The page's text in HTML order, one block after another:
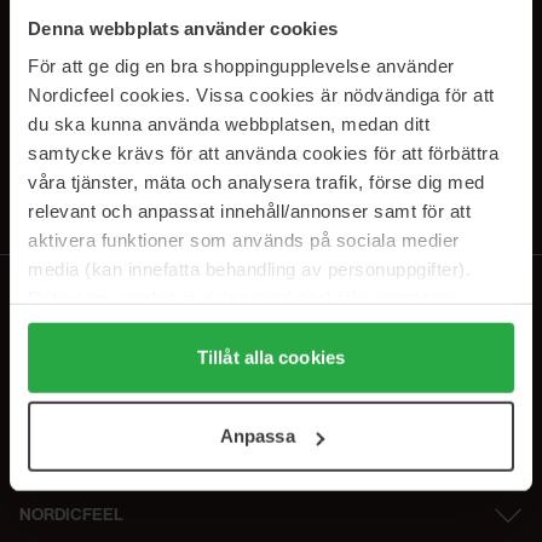
Denna webbplats använder cookies
För att ge dig en bra shoppingupplevelse använder
Nordicfeel cookies. Vissa cookies är nödvändiga för att
du ska kunna använda webbplatsen, medan ditt
samtycke krävs för att använda cookies för att förbättra
våra tjänster, mäta och analysera trafik, förse dig med
relevant och anpassat innehåll/annonser samt för att
aktivera funktioner som används på sociala medier
media (kan innefatta behandling av personuppgifter).
Genom att trycka på "Tillåt alla cookies" accepterar du
alla cookies, medan du under "Detaljer" kan anpassa
användningen av cookies. Du kan när som helst återkalla
samt vår Integritetspolicy.
Tillåt alla cookies
Anpassa
SUBSCRIBE TO OUR
NEWSLETTER
Tilaamalla hyväksyttietosuojakäytäntömme. Peruuta tilaus milloin
tahansa.
NORDICFEEL